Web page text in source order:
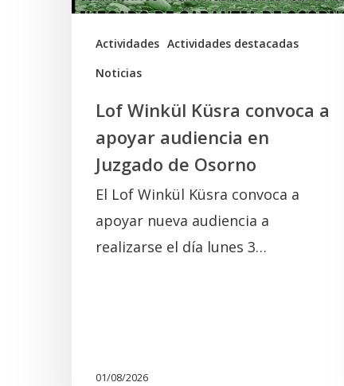
Actividades Actividades destacadas
Noticias
en
Juzgado
Lof Winkül Küsra convoca a
apoyar audiencia en
Juzgado de Osorno
El Lof Winkül Küsra convoca a
apoyar nueva audiencia a
realizarse el día lunes 3…
01/08/2026